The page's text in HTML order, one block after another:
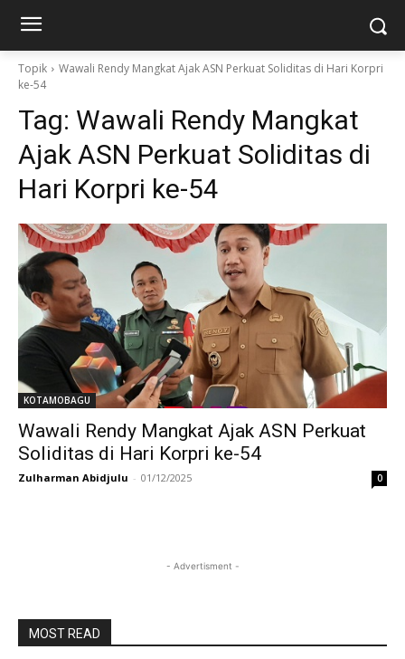
Topik
Wawali Rendy Mangkat Ajak ASN Perkuat Soliditas di Hari Korpri
ke-54
Tag: Wawali Rendy Mangkat
Ajak ASN Perkuat Soliditas di
Hari Korpri ke-54
KOTAMOBAGU
Wawali Rendy Mangkat Ajak ASN Perkuat
Soliditas di Hari Korpri ke-54
Zulharman Abidjulu - 01/12/2025 0
- Advertisment -
MOST READ